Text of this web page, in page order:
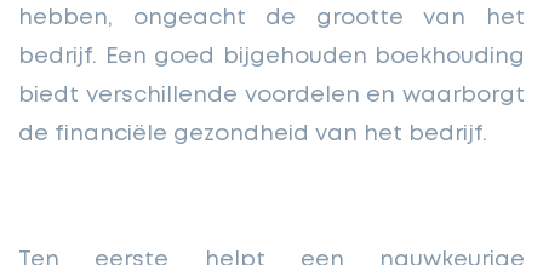
hebben, ongeacht de grootte van het
bedrijf. Een goed bijgehouden boekhouding
biedt verschillende voordelen en waarborgt
de financiële gezondheid van het bedrijf.
Ten eerste helpt een nauwkeurige